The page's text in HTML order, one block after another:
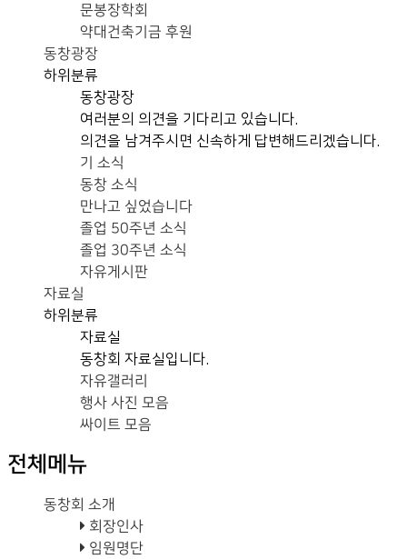
문봉장학회
약대건축기금 후원
동창광장
하위분류
동창광장
여러분의 의견을 기다리고 있습니다.
의견을 남겨주시면 신속하게 답변해드리겠습니다.
기 소식
동창 소식
만나고 싶었습니다
졸업 50주년 소식
졸업 30주년 소식
자유게시판
자료실
하위분류
자료실
동창회 자료실입니다.
자유갤러리
행사 사진 모음
싸이트 모음
전체메뉴
동창회 소개
회장인사
임원명단